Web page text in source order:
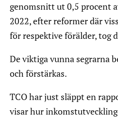
genomsnitt ut 0,5 procent
2022, efter reformer där
för respektive förälder, tog
De viktiga vunna segrarna
och förstärkas.
TCO har just släppt en
visar hur